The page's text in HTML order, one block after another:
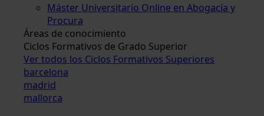
Máster Universitario Online en Abogacía y
Procura
Áreas de conocimiento
Ciclos Formativos de Grado Superior
Ver todos los Ciclos Formativos Superiores
barcelona
madrid
mallorca